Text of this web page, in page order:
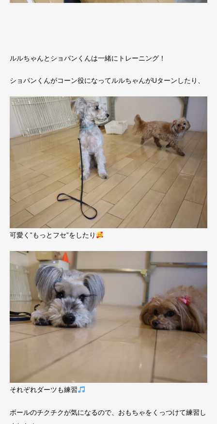
ルルちゃんとショパンくんは一緒にトレーニング！
ショパンくんがコーン役になってルルちゃんがUターンしたり、
可愛く”もっとフセ”をしたり
それぞれダーツも練習
ボールのチクチクが気になるので、おもちゃをくっつけて練習し